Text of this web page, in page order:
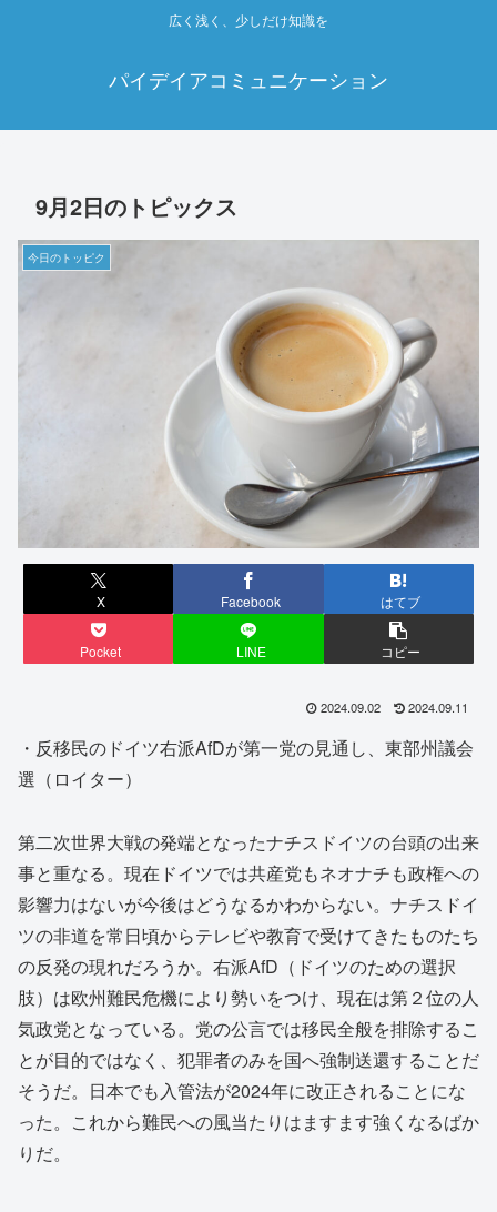
広く浅く、少しだけ知識を
パイデイアコミュニケーション
9月2日のトピックス
今日のトッピク
X Facebook はてブ
Pocket LINE コピー
2024.09.02 2024.09.11
・反移民のドイツ右派AfDが第一党の見通し、東部州議会
選（ロイター）
第二次世界大戦の発端となったナチスドイツの台頭の出来
事と重なる。現在ドイツでは共産党もネオナチも政権への
影響力はないが今後はどうなるかわからない。ナチスドイ
ツの非道を常日頃からテレビや教育で受けてきたものたち
の反発の現れだろうか。右派AfD（ドイツのための選択
肢）は欧州難民危機により勢いをつけ、現在は第２位の人
気政党となっている。党の公言では移民全般を排除するこ
とが目的ではなく、犯罪者のみを国へ強制送還することだ
そうだ。日本でも入管法が2024年に改正されることにな
った。これから難民への風当たりはますます強くなるばか
りだ。